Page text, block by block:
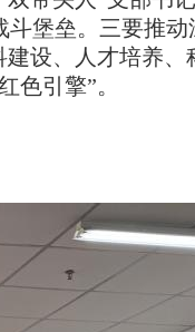
堡垒。三要推
设、人才培养
色引擎”。